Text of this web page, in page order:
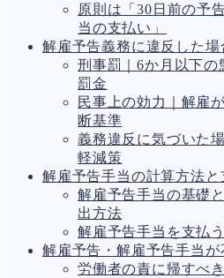
原則は「30日前の予
当の支払い」
解雇予告義務に違反した場
刑事罰｜6か月以下の
罰金
民事上の効力｜解雇
断基準
義務違反に気づいた
軽減策
解雇予告手当の計算方法と
解雇予告手当の基礎
出方法
解雇予告手当を支払
解雇予告・解雇予告手当
労働者の責に帰すべ